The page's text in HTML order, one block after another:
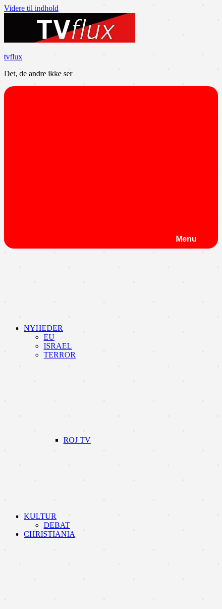
Videre til indhold
tvflux
Det, de andre ikke ser
Menu
NYHEDER
EU
ISRAEL
TERROR
ROJ TV
KULTUR
DEBAT
CHRISTIANIA